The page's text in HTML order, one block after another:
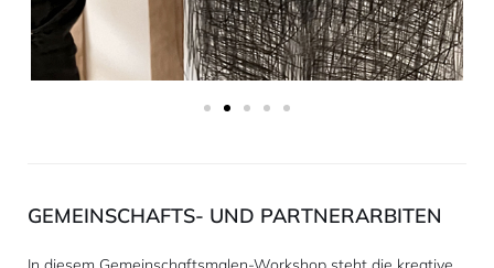
GEMEINSCHAFTS- UND PARTNERARBITEN